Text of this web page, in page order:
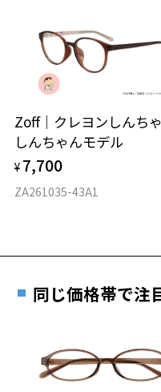
お持ちのZoffメガ
仕上がり寸法
D 仕上がりの横幅：約
13g
※着脱式サングラス：デモレンズ
タイプ
きます。
※保証期間内に交換が行
延長されません。
安心2 視力測定無料
視力の変化を早めに
力測定をおすすめい
す。
も
談ください。
＜メガネの度数情報がわから
オンラインストアでフレー
実店舗で度付きにできます
ご購入時に「レンズ交換券
度数を測定のうえ、度付
お近くのZoff実店舗にて
その際は記入用紙をダウ
Zoff｜クレヨンしんち
しんちゃんモデル
¥ 7,700
ZA261035-43A1
同じ価格帯で注